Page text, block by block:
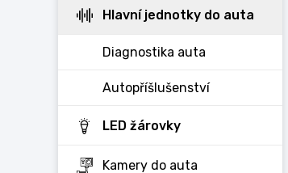
Hlavní jednotky do auta
Diagnostika auta
Autopříšlušenství
LED žárovky
Kamery do auta